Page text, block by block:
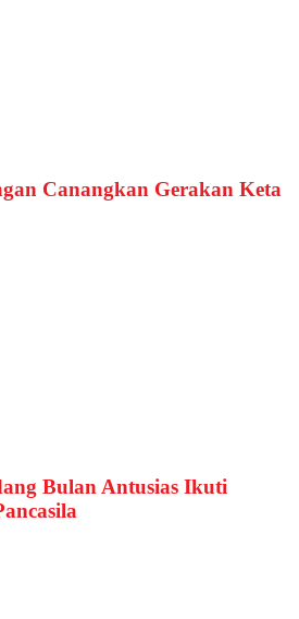
Canangkan Gerakan Keta
Bulan Antusias Ikuti